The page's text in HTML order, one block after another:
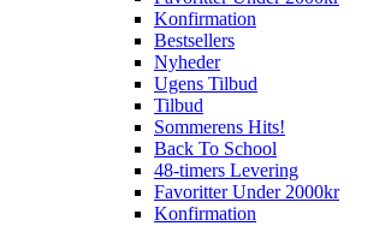
Konfirmation
Bestsellers
Nyheder
Ugens Tilbud
Tilbud
Sommerens Hits!
Back To School
48-timers Levering
Favoritter Under 2000kr
Konfirmation